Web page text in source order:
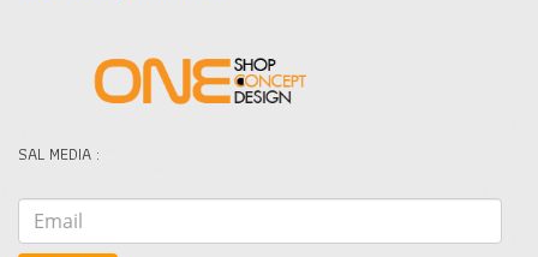
SAL MEDIA :